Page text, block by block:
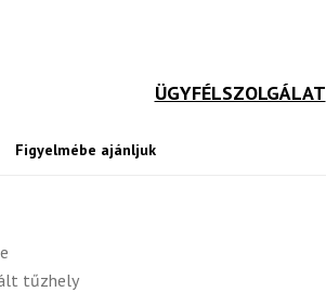
ÜGYFÉLSZOLGÁLAT
Figyelmébe ajánljuk
tűzhely